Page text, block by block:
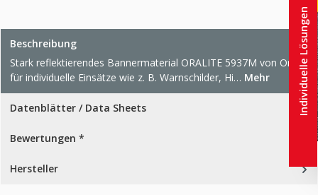
Beschreibung
Stark reflektierendes Bannermaterial ORALITE 5937M von Orafol
für individuelle Einsätze wie z. B. Warnschilder, Hi… Mehr
Datenblätter / Data Sheets
Bewertungen *
Hersteller
Individuelle Lösungen